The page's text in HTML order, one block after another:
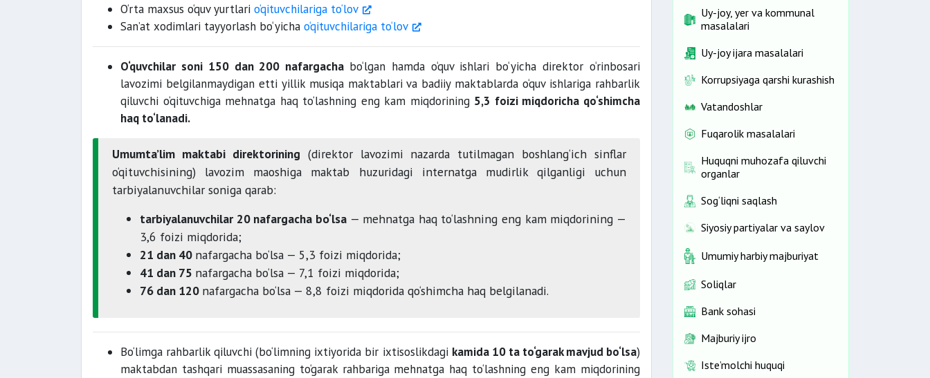
O‘rta maxsus o‘quv yurtlari o‘qituvchilariga to‘lov
San’at xodimlari tayyorlash bo‘yicha o‘qituvchilariga to‘lov
O‘quvchilar soni 150 dan 200 nafargacha bo‘lgan hamda o‘quv ishlari bo‘yicha direktor o‘rinbosari
lavozimi belgilanmaydigan etti yillik musiqa maktablari va badiiy maktablarda o‘quv ishlariga rahbarlik
qiluvchi o‘qituvchiga mehnatga haq to‘lashning eng kam miqdorining 5,3 foizi miqdoricha qo‘shimcha
haq to‘lanadi.
Umumta’lim maktabi direktorining (direktor lavozimi nazarda tutilmagan boshlang‘ich sinflar
o‘qituvchisining) lavozim maoshiga maktab huzuridagi internatga mudirlik qilganligi uchun
tarbiyalanuvchilar soniga qarab:
tarbiyalanuvchilar 20 nafargacha bo‘lsa— mehnatga haq to‘lashning eng kam miqdorining —
3,6 foizi miqdorida;
21 dan 40 nafargacha bo‘lsa — 5,3 foizi miqdorida;
41 dan 75 nafargacha bo‘lsa — 7,1 foizi miqdorida;
76 dan 120 nafargacha bo‘lsa — 8,8 foizi miqdorida qo‘shimcha haq belgilanadi.
Bo‘limga rahbarlik qiluvchi (bo‘limning ixtiyorida bir ixtisoslikdagi kamida 10 ta to‘garak mavjud bo‘lsa)
maktabdan tashqari muassasaning to‘garak rahbariga mehnatga haq to‘lashning eng kam miqdorining
Uy-joy, yer va kommunal
masalalari
Uy-joy ijara masalalari
Korrupsiyaga qarshi kurashish
Vatandoshlar
Fuqarolik masalalari
Huquqni muhozafa qiluvchi
organlar
Sog‘liqni saqlash
Siyosiy partiyalar va saylov
Umumiy harbiy majburiyat
Soliqlar
Bank sohasi
Majburiy ijro
Iste’molchi huquqi